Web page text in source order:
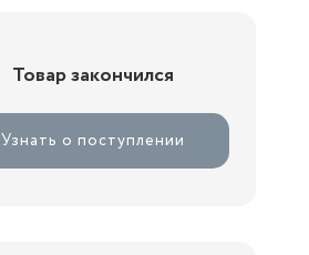
Товар закончился
Узнать о поступлении